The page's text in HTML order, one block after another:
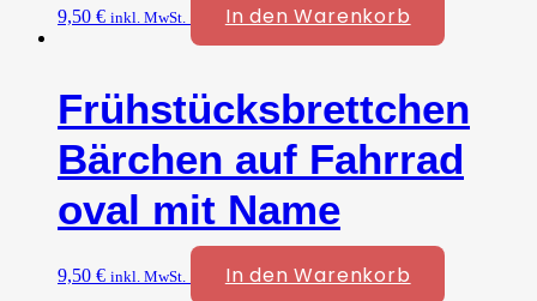
9,50 € inkl. MwSt. In den Warenkorb
Frühstücksbrettchen
Bärchen auf Fahrrad
oval mit Name
9,50 € inkl. MwSt. In den Warenkorb